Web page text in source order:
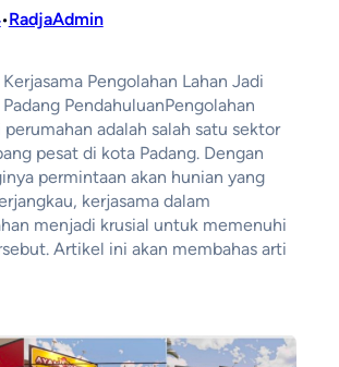
•RadjaAdmin
Pengolahan Lahan Jadi
PendahuluanPengolahan
adalah salah satu sektor
pesat di kota Padang. Dengan
permintaan akan hunian yang
kerjasama dalam
menjadi krusial untuk memenuhi
Artikel ini akan membahas arti